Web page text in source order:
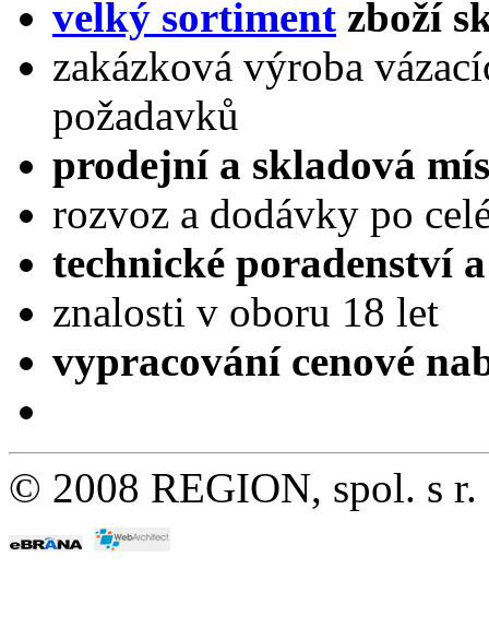
velký sortiment zboží
zakázková výroba
požadavků
prodejní a skladová
rozvoz a dodávky po
technické poradenství
znalosti v oboru 18 let
vypracování cenové
© 2008 REGION, spol. s